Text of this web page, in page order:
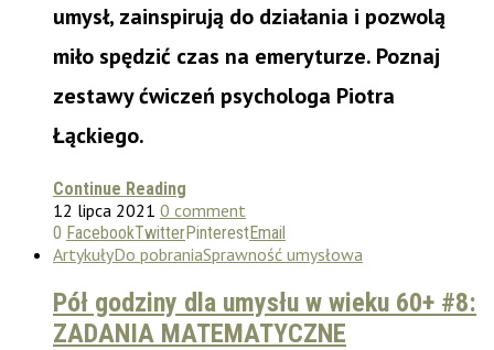
umysł, zainspirują do działania i pozwolą
miło spędzić czas na emeryturze. Poznaj
zestawy ćwiczeń psychologa Piotra
Łąckiego.
Continue Reading
12 lipca 2021 0 comment
0 FacebookTwitterPinterestEmail
ArtykułyDo pobraniaSprawność umysłowa
Pół godziny dla umysłu w wieku 60+ #8:
ZADANIA MATEMATYCZNE